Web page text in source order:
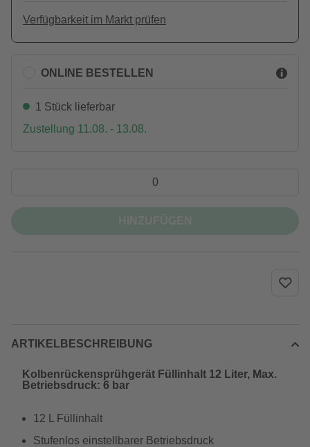
Verfügbarkeit im Markt prüfen
ONLINE BESTELLEN
1 Stück lieferbar
Zustellung 11.08. - 13.08.
ARTIKELBESCHREIBUNG
Kolbenrückensprühgerät Füllinhalt 12 Liter, Max.
Betriebsdruck: 6 bar
12 L Füllinhalt
Stufenlos einstellbarer Betriebsdruck